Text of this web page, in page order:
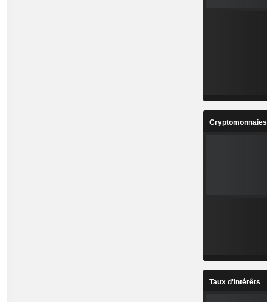
Cryptomonnaies
Taux d'Intérêts